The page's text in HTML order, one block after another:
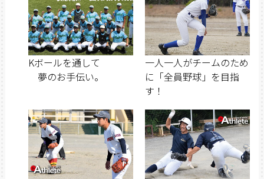
Kボールを通して
夢のお手伝い。
一人一人がチームのため
に「全員野球」を目指
す！